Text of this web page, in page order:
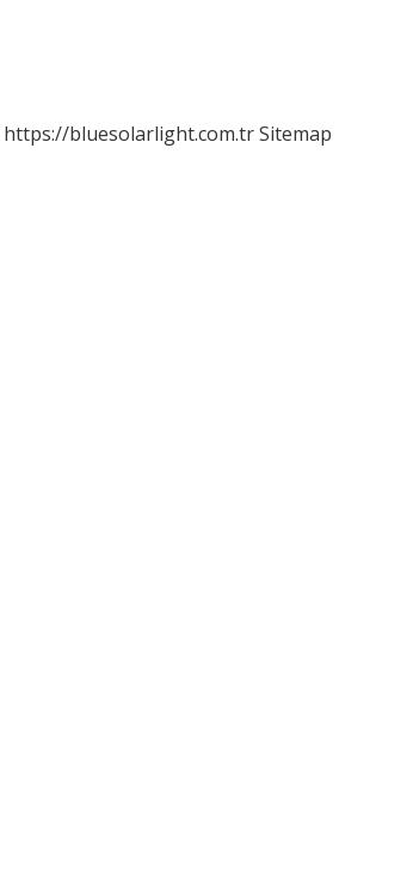
https://bluesolarlight.com.trSitemap